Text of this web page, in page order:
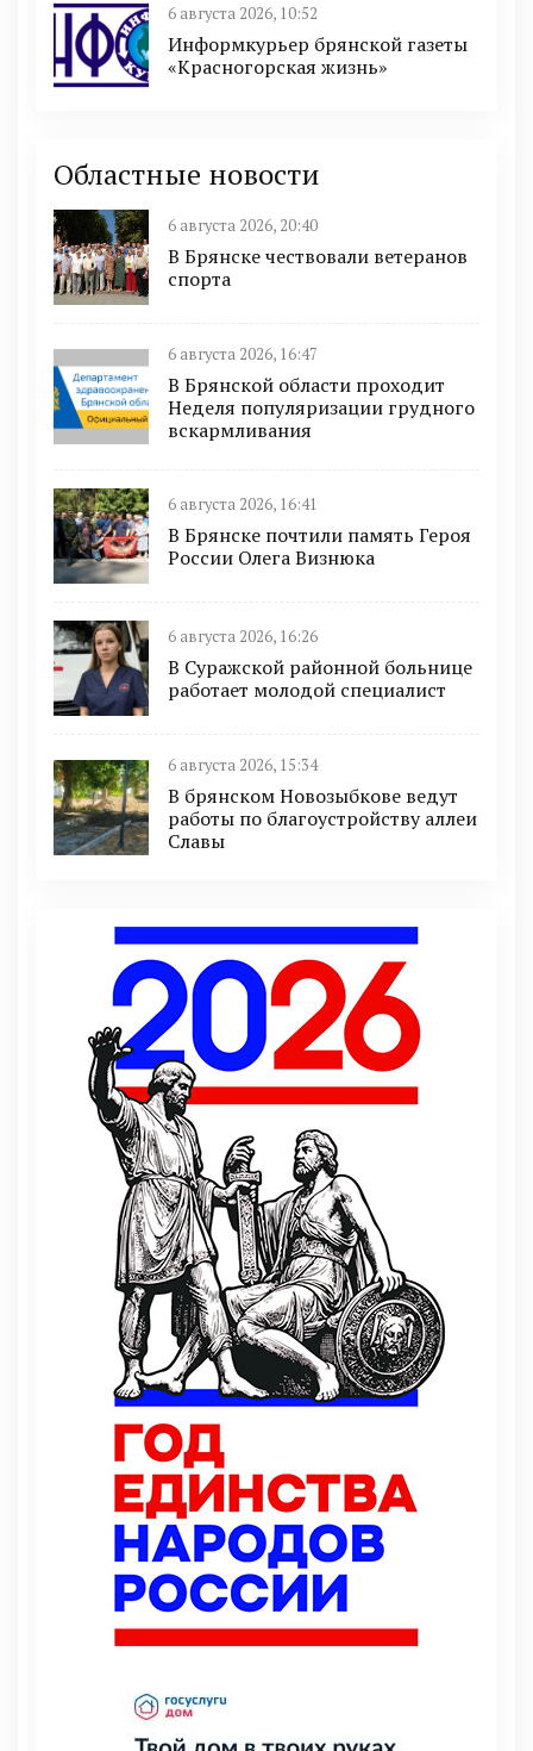
6 августа 2026, 10:52
Информкурьер брянской газеты
«Красногорская жизнь»
Областные новости
6 августа 2026, 20:40
В Брянске чествовали ветеранов
спорта
6 августа 2026, 16:47
В Брянской области проходит
Неделя популяризации грудного
вскармливания
6 августа 2026, 16:41
В Брянске почтили память Героя
России Олега Визнюка
6 августа 2026, 16:26
В Суражской районной больнице
работает молодой специалист
6 августа 2026, 15:34
В брянском Новозыбкове ведут
работы по благоустройству аллеи
Славы